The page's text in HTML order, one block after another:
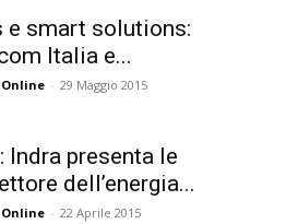
e smart solutions:
Italia e...
- 29 Maggio 2015
Indra presenta le
dell’energia...
- 22 Aprile 2015